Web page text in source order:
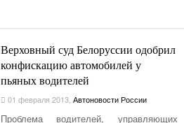
Верховный суд Белоруссии одобрил
конфискацию автомобилей у
пьяных водителей
01 февраля 2013 Автоновости России
Проблема водителей, управляющих